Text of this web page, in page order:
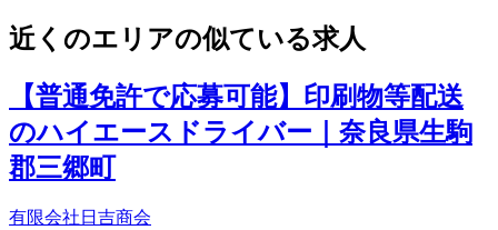
近くのエリアの似ている求人
【普通免許で応募可能】印刷物等配送
のハイエースドライバー｜奈良県生駒
郡三郷町
有限会社日吉商会